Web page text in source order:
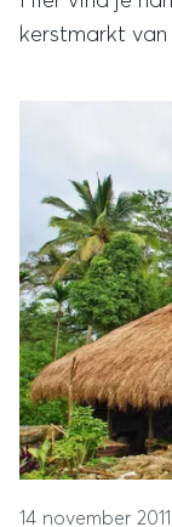
kerstmarkt
14 november 2011